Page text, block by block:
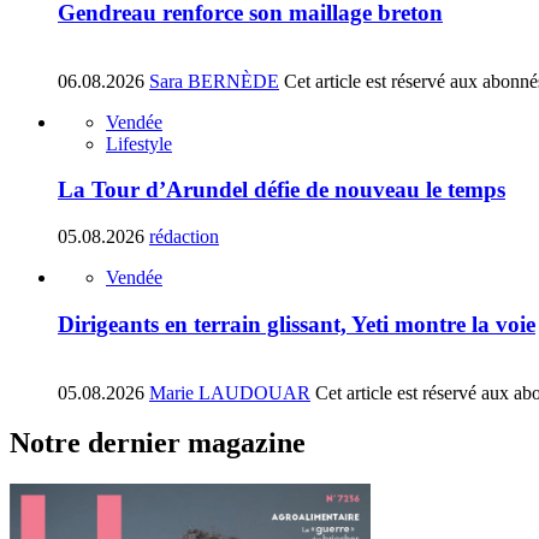
Gendreau renforce son maillage breton
06.08.2026 Sara BERNÈDE Cet article est réservé aux
Vendée
Lifestyle
La Tour d’Arundel défie de nouveau le temps
05.08.2026 rédaction
Vendée
Dirigeants en terrain glissant, Yeti montre la voie
05.08.2026 Marie LAUDOUAR Cet article est réservé aux
Notre dernier magazine